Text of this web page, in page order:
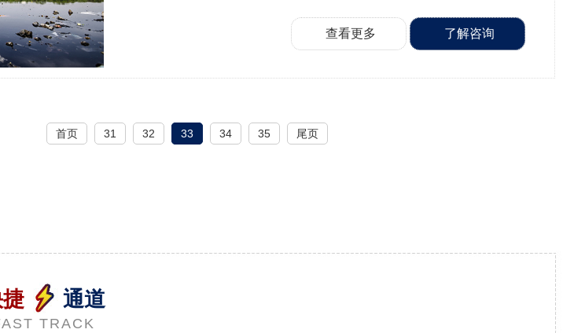
查看更多 了解咨询
首页 31 32 33 34 35 尾页
捷通道
TRACK